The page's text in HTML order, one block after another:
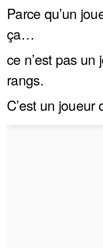
Parce qu’un
ça…
ce n’est pas un
rangs.
C’est un